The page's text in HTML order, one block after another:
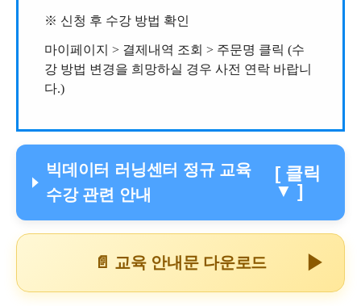
※ 신청 후 수강 방법 확인
마이페이지 > 결제내역 조회 > 주문명 클릭 (수
강 방법 변경을 희망하실 경우 사전 연락 바랍니
다.)
빅데이터 러닝센터 정규 교육
수강 관련 안내
[ 클릭
▼ ]
📄 교육 안내문 다운로드 ▶